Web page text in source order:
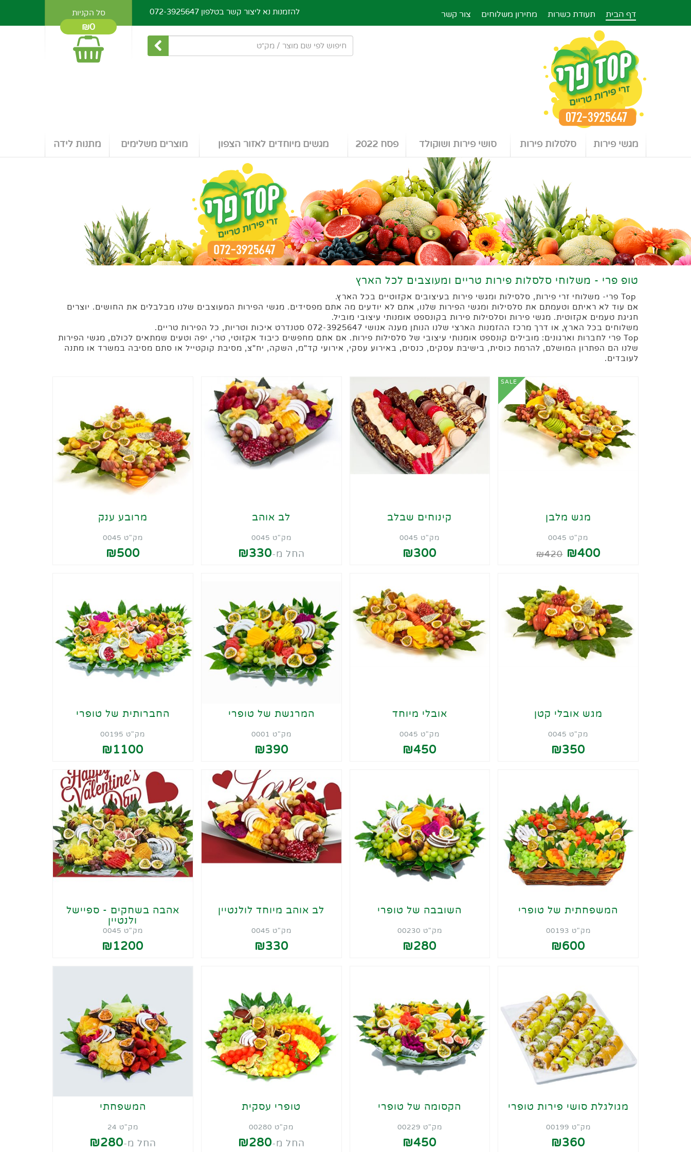
סל הקניות
₪0
להזמנות נא ליצור קשר בטלפון 072-3925647 דף הבית תעודת כשרות מחירון משלוחים צור קשר
מגשי פירות סלסלות פירות סושי פירות ושוקולד פסח 2022 מגשים מיוחדים לאזור הצפון מוצרים משלימים מתנות לידה
טופ פרי - משלוחי סלסלות פירות טריים ומעוצבים לכל הארץ
אם עוד לא ראיתם וטעמתם את סלסילות ומגשי הפירות שלנו, אתם לא יודעים מה אתם מפסידים. מגשי הפירות המעוצבים שלנו מבלבלים את החושים. יוצרים
חגיגת טעמים אקזוטית. מגשי פירות וסלסילות פירות בקונספט אומנותי עיצובי מוביל.
משלוחים בכל הארץ, או דרך מרכז ההזמנות הארצי שלנו הנותן מענה אנושי 072-3925647 סטנדרט איכות וטריות, כל הפירות טריים.
Top פרי לחברות וארגונים: מובילים קונספט אומנותי עיצובי של סלסילות פירות. אם אתם מחפשים כיבוד אקזוטי, טרי, יפה וטעים שמתאים לכולם, מגשי הפירות
שלנו הם הפתרון המושלם, להרמת כוסית, בישיבת עסקים, כנסים, באירוע עסקי, אירועי קד"מ, השקה, יח"צ, מסיבת קוקטייל או סתם מסיבה במשרד או מתנה
לעובדים.
sale
מגש מלבן
מק"ט 0045
₪400
₪420
קינוחים שבלב
מק"ט 0045
₪300
לב אוהב
מק"ט 0045
החל מ-₪330
מרובע ענק
מק"ט 0045
₪500
מגש אובלי קטן
מק"ט 0045
₪350
אובלי מיוחד
מק"ט 0045
₪450
המרגשת של טופרי
מק"ט 0001
₪390
החברותית של טופרי
מק"ט 00195
₪1100
המשפחתית של טופרי
מק"ט 00193
₪600
השובבה של טופרי
מק"ט 00230
₪280
לב אוהב מיוחד לולנטיין
מק"ט 0045
₪330
אהבה בשחקים - ספיישל
ולנטיין
מק"ט 0045
₪1200
מגולגלת סושי פירות טופרי
מק"ט 00199
₪360
הקסומה של טופרי
מק"ט 00229
₪450
טופרי עסקית
מק"ט 00280
החל מ-₪280
המשפחתי
מק"ט 24
החל מ-₪280